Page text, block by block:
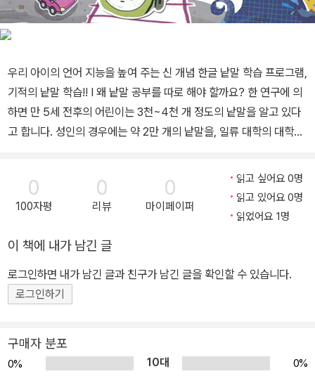
우리 아이의 언어 지능을 높여 주는 신 개념 한글 낱말 학습 프로그램,
기적의 낱말 학습!! Ⅰ 왜 낱말 공부를 따로 해야 할까요? 한 연구에 의
하면 만 5세 전후의 어린이는 3천~4천 개 정도의 낱말을 알고 있다
고 합니다. 성인의 경우에는 약 2만 개의 낱말을, 일류 대학의 대학생
언어 사용 능력의 차이를 보여 주는 예라고 할 수 있습니다. 또 다른
연구에 따르면, 사람들이 이해하는 낱말의 수는 표현하는 낱말의 수
보다 많다고 합니다. 다른 사람의 말이나 글은 이해하지만 자신의 생
말입니다. 따라서 이해하는 낱말을 표현하는 낱말로 바꿀 수 있다면
언어 표현 능력이 크게 증진될 것입니다. 우리 아이에게 낱말 공부가
필요한 이유는 낱말을 통한 언어 표현 능력을 신장시켜 모든 학문의
기초가 되는 국어 사용 능력을 키워 주고, 좀 더 다양하고 품격 있는
은 독자 여러분께 아이의 언어 지능을 높여 주기 위한 체계적이고 창
의적인 새로운 한글 낱말 프로그램을 제공합니다. Ⅱ 낱말, 무조건 책
0
100자평
0
리뷰
0
마이페이퍼
읽고 싶어요 0명
읽고 있어요 0명
읽었어요 1명
이 책에 내가 남긴 글
로그인하면 내가 남긴 글과 친구가 남긴 글을 확인할 수 있습니다.
로그인하기
구매자 분포
0% 10대
0%